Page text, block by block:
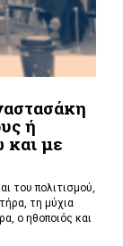
ή
και με
του πολιτισμού,
τη μύχια
o ηθοποιός και